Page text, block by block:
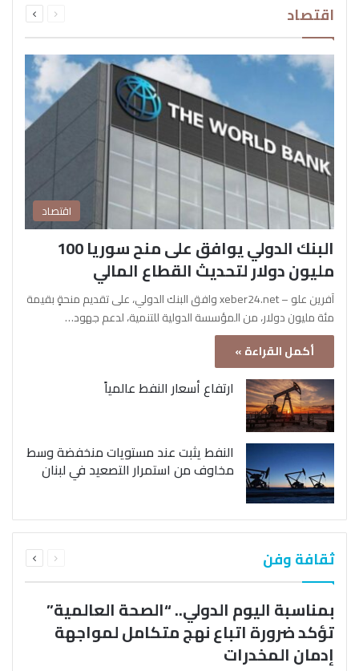
اقتصاد الصفحةالصفحة
اقتصاد
البنك الدولي يوافق على منح سوريا 100
مليون دولار لتحديث القطاع المالي
آفرين علو – xeber24.net وافق البنك الدولي، على تقديم منحةٍ بقيمة
مئة مليون دولار، من المؤسسة الدولية للتنمية، لدعم جهود…
أكمل القراءة »
ارتفاع أسعار النفط عالمياً
النفط يثبت عند مستويات منخفضة وسط
مخاوف من استمرار التصعيد في لبنان
ثقافة وفن الصفحةالصفحة
بمناسبة اليوم الدولي.. “الصحة العالمية”
تؤكد ضرورة اتباع نهج متكامل لمواجهة
إدمان المخدرات